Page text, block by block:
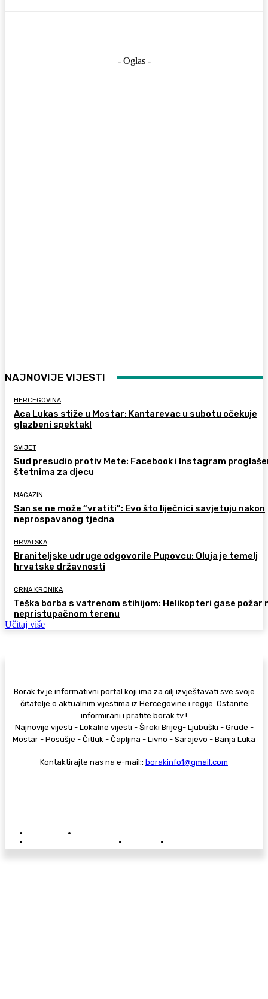
- Oglas -
NAJNOVIJE VIJESTI
HERCEGOVINA
Aca Lukas stiže u Mostar: Kantarevac u subotu očekuje
glazbeni spektakl
SVIJET
Sud presudio protiv Mete: Facebook i Instagram
štetnima za djecu
MAGAZIN
San se ne može “vratiti”: Evo što liječnici savjetuju nakon
neprospavanog tjedna
HRVATSKA
Braniteljske udruge odgovorile Pupovcu: Oluja je temelj
hrvatske državnosti
CRNA KRONIKA
Teška borba s vatrenom stihijom: Helikopteri gase požar
nepristupačnom terenu
Učitaj više
Borak.tv je informativni portal koji ima za cilj izvještavati sve svoje
čitatelje o aktualnim vijestima iz Hercegovine i regije. Ostanite
informirani i pratite borak.tv !
Najnovije vijesti - Lokalne vijesti - Široki Brijeg- Ljubuški - Grude -
Mostar - Posušje - Čitluk - Čapljina - Livno - Sarajevo - Banja Luka
Kontaktirajte nas na e-mail:: borakinfo1@gmail.com